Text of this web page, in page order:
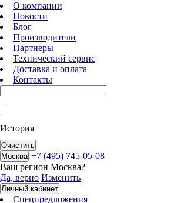
О компании
Новости
Блог
Производители
Партнеры
Технический сервис
Доставка и оплата
Контакты
История
Очистить
Москва +7 (495) 745-05-08
Ваш регион Москва?
Да, верно Изменить
Личный кабинет
Спецпредложения